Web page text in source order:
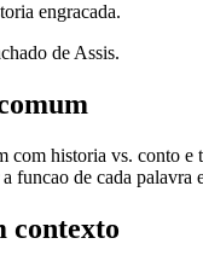
engracada.
de Assis.
com historia vs. conto e
funcao de cada palavra
contexto